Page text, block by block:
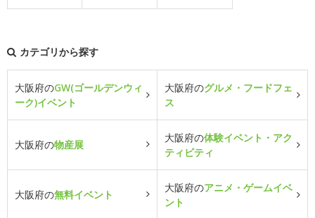
カテゴリから探す
大阪府のGW(ゴールデンウィ
ーク)イベント
大阪府のグルメ・フードフェ
ス
大阪府の物産展
大阪府の体験イベント・アク
ティビティ
大阪府の無料イベント
大阪府のアニメ・ゲームイベ
ント